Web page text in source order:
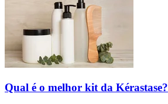
Qual é o melhor kit da Kérastase?